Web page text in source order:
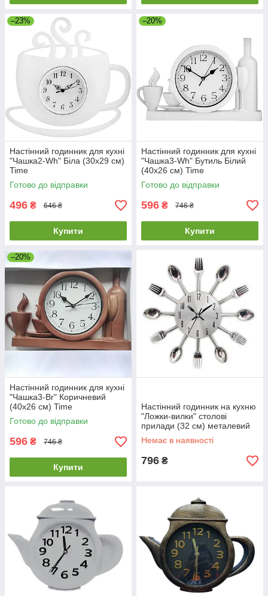
–23%
Настінний годинник для кухні
"Чашка2-Wh" Біла (30х29 см)
Time
Готово до відправки
496 ₴ 646 ₴
Купити
–20%
Настінний годинник для кухні
"Чашка3-Wh" Бутиль Білий
(40х26 см) Time
Готово до відправки
596 ₴ 746 ₴
Купити
–20%
Настінний годинник для кухні
"Чашка3-Br" Коричневий
(40х26 см) Time
Готово до відправки
596 ₴ 746 ₴
Купити
Настінний годинник на кухню
"Ложки-вилки" столові
прилади (32 cм) металевий
ЛВ-Мет-S Timelike™ сріблясті
Немає в наявності
796 ₴